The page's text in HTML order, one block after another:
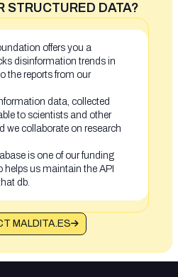
STRUCTURED DATA?
offers you a
disinformation trends in
the reports from our
data, collected
to scientists and other
we collaborate on research
is one of our funding
us maintain the API
db.
MALDITA.ES